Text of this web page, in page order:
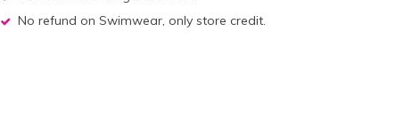
No refund on Swimwear, only store credit.